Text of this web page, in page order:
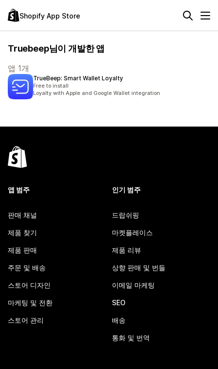
Shopify App Store
Truebeep님이 개발한 앱
앱 1개
TrueBeep: Smart Wallet Loyalty
Free to install
Loyalty with Apple and Google Wallet integration
앱 범주
판매 채널
제품 찾기
제품 판매
주문 및 배송
스토어 디자인
마케팅 및 전환
스토어 관리
인기 범주
드랍쉬핑
마켓플레이스
제품 리뷰
상향 판매 및 번들
이메일 마케팅
SEO
배송
통화 및 번역